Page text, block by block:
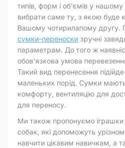
типів, форм і об'ємів у нашому
вибрати саме ту, з якою буде
Вашому чотирилапому другу.
сумки-переноски зручні
параметрам. До того ж
обов'язкова умова
Такий вид перенесення
маленьких порід. Сумки
комфорту, вентиляцію для
для переносу.
Ми також пропонуємо іграшки
собак, які допоможуть
навчити цікавим навичкам, а